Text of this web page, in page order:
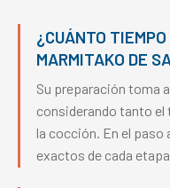
¿CUÁNTO
MARMITAKO DE
Su preparación toma
considerando tanto
la cocción. En el
exactos de cada etapa.